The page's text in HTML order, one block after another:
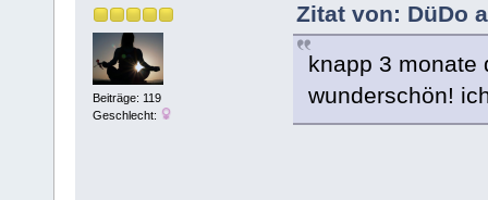
Beiträge: 119
Geschlecht:
Zitat von: DüDo
knapp 3 monate
wunderschön!